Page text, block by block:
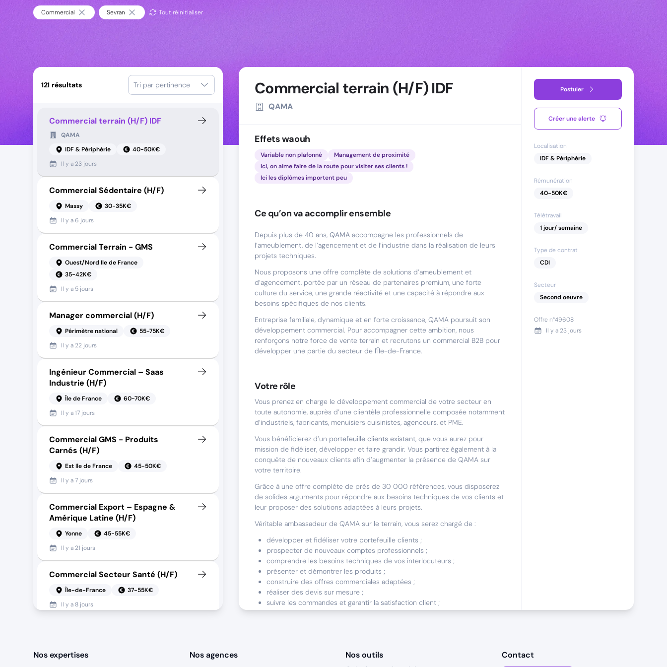
Commercial Sevran Tout réinitialiser
121 résultats Tri par pertinence
Commercial terrain (H/F) IDF
QAMA
IDF & Périphérie
40-50K€
Il y a 23 jours
Commercial Sédentaire (H/F)
Massy
30-35K€
Il y a6 jours
Commercial Terrain - GMS
Ouest/Nord Ile de France
35-42K€
Il y a 5 jours
Manager commercial (H/F)
Périmètre national
55-75K€
Il y a 22 jours
Ingénieur Commercial – Saas
Industrie (H/F)
Île de France
60-70K€
Il y a17 jours
Commercial GMS - Produits
Carnés (H/F)
Est Ile de France
45-50K€
Il y a7 jours
Commercial Export – Espagne &
Amérique Latine (H/F)
Yonne
45-55K€
Il y a 21 jours
Commercial Secteur Santé (H/F)
Île-de-France
37-55K€
Il y a 8 jours
Bois-Colombes
Commercial terrain (H/F) IDF
QAMA
Effets waouh
Variable non plafonné
Management de proximité
Ici, on aime faire de la route pour visiter ses clients !
Ici les diplômes importent peu
Ce qu’on va accomplir ensemble
Depuis plus de 40 ans, QAMA accompagne les professionnels de
l’ameublement, de l’agencement et de l’industrie dans la réalisation de leurs
projets techniques.
Nous proposons une offre complète de solutions d’ameublement et
d’agencement, portée par un réseau de partenaires premium, une forte
culture du service, une grande réactivité et une capacité à répondre aux
besoins spécifiques de nos clients.
Entreprise familiale, dynamique et en forte croissance, QAMA poursuit son
développement commercial. Pour accompagner cette ambition, nous
renforçons notre force de vente terrain et recrutons un commercial B2B pour
développer une partie du secteur de l'Île-de-France.
Votre rôle
Vous prenez en charge le développement commercial de votre secteur en
toute autonomie, auprès d’une clientèle professionnelle composée notamment
d’industriels, fabricants, menuisiers cuisinistes, agenceurs, et PME.
Vous bénéficierez d’un portefeuille clients existant, que vous aurez pour
mission de fidéliser, développer et faire grandir. Vous partirez également à la
conquête de nouveaux clients afin d’augmenter la présence de QAMA sur
votre territoire.
Grâce à une offre complète de près de 30 000 références, vous disposerez
de solides arguments pour répondre aux besoins techniques de vos clients et
leur proposer des solutions adaptées à leurs projets.
Véritable ambassadeur de QAMA sur le terrain, vous serez chargé de :
développer et fidéliser votre portefeuille clients ;
prospecter de nouveaux comptes professionnels ;
comprendre les besoins techniques de vos interlocuteurs ;
présenter et démontrer les produits ;
construire des offres commerciales adaptées ;
réaliser des devis sur mesure ;
suivre les commandes et garantir la satisfaction client ;
travailler en binôme avec un commercial sédentaire pour assurer un
confiance, vous serez en première ligne pour accompagner vos clients dans
leurs projets et contribuer directement à la croissance de votre secteur.
Postuler
Créer une alerte
Localisation
IDF & Périphérie
Rémunération
40-50K€
Télétravail
1 jour/ semaine
Type de contrat
CDI
Secteur
Second oeuvre
Offre n°49608
Il y a 23 jours
Nos expertises
Nos agences
Nos outils
Contact